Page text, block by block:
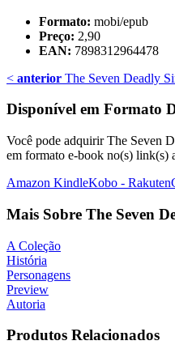
Formato: mobi/epub
Preço: 2,90
EAN: 7898312964478
< anterior The Seven Deadly
Disponível em Formato
Você pode adquirir The Seven
em formato e-book no(s) link(s)
Amazon KindleKobo - Rakuten
Mais Sobre The Seven
A Coleção
História
Personagens
Preview
Autoria
Produtos Relacionados